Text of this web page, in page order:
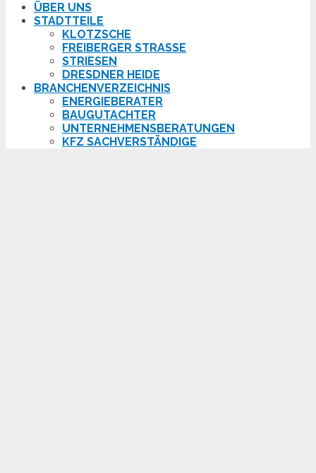
ÜBER UNS
STADTTEILE
KLOTZSCHE
FREIBERGER STRASSE
STRIESEN
DRESDNER HEIDE
BRANCHENVERZEICHNIS
ENERGIEBERATER
BAUGUTACHTER
UNTERNEHMENSBERATUNGEN
KFZ SACHVERSTÄNDIGE